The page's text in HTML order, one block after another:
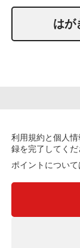
はが
利用規約と個人
録を完了してくだ
ポイントについて